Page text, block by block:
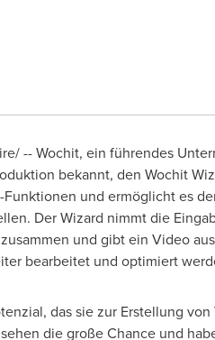
-- Wochit, ein führendes
bekannt, den Wochit
und ermöglicht es
Der Wizard nimmt die
und gibt ein Video
bearbeitet und optimiert
das sie zur Erstellung
die große Chance und